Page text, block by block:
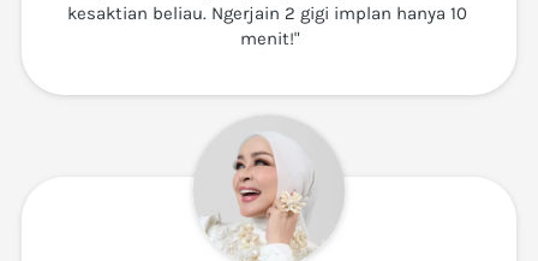
kesaktian beliau. Ngerjain 2 gigi implan hanya 10
menit!"